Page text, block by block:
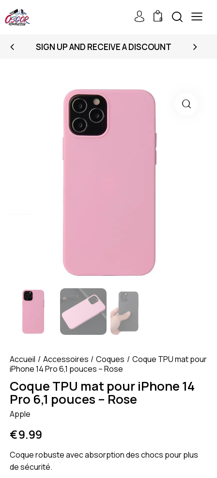
0
SIGN UP AND RECEIVE A DISCOUNT
Accueil Accessoires Coques
Coque TPU mat pour
iPhone 14 Pro 6,1 pouces – Rose
Coque TPU mat pour iPhone 14
Pro 6,1 pouces – Rose
Apple
€9.99
Coque robuste avec absorption des chocs pour plus
de sécurité.